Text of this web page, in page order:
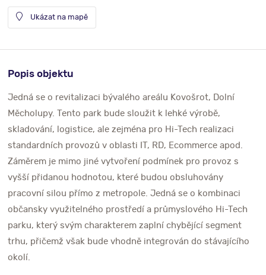
Ukázat na mapě
Popis objektu
Jedná se o revitalizaci bývalého areálu Kovošrot, Dolní
Měcholupy. Tento park bude sloužit k lehké výrobě,
skladování, logistice, ale zejména pro Hi-Tech realizaci
standardních provozů v oblasti IT, RD, Ecommerce apod.
Záměrem je mimo jiné vytvoření podmínek pro provoz s
vyšší přidanou hodnotou, které budou obsluhovány
pracovní silou přímo z metropole. Jedná se o kombinaci
občansky využitelného prostředí a průmyslového Hi-Tech
parku, který svým charakterem zaplní chybějící segment
trhu, přičemž však bude vhodně integrován do stávajícího
okolí.